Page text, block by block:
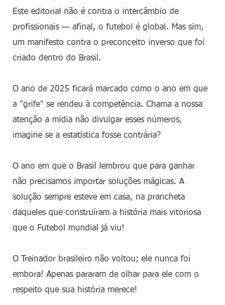
Este editorial não é contra o intercâmbio de
profissionais — afinal, o futebol é global. Mas sim,
um manifesto contra o preconceito inverso que foi
criado dentro do Brasil.
O ano de 2025 ficará marcado como o ano em que
a "grife" se rendeu à competência. Chama a nossa
atenção a mídia não divulgar esses números,
imagine se a estatística fosse contrária?
O ano em que o Brasil lembrou que para ganhar
não precisamos importar soluções mágicas. A
solução sempre esteve em casa, na prancheta
daqueles que construíram a história mais vitoriosa
que o Futebol mundial já viu!
O Treinador brasileiro não voltou; ele nunca foi
embora! Apenas pararam de olhar para ele com o
respeito que sua história merece!